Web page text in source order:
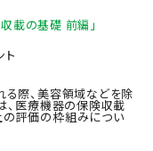
載の基礎 前編」
ト
際、美容領域などを除
、医療機器の保険収載
評価の枠組みについ